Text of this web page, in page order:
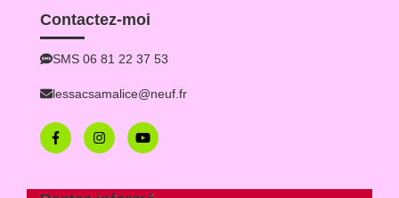
Contactez-moi
SMS 06 81 22 37 53
lessacsamalice@neuf.fr